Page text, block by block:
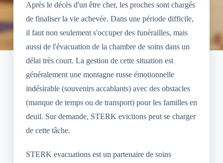
Après le décès d'un être cher, les proches sont chargés
de finaliser la vie achevée. Dans une période difficile,
il faut non seulement s'occuper des funérailles, mais
aussi de l'évacuation de la chambre de soins dans un
délai très court. La gestion de cette situation est
généralement une montagne russe émotionnelle
indésirable (souvenirs accablants) avec des obstacles
(manque de temps ou de transport) pour les familles en
deuil. Sur demande, STERK evictions peut se charger
de cette tâche.
STERK evacuations est un partenaire de soins